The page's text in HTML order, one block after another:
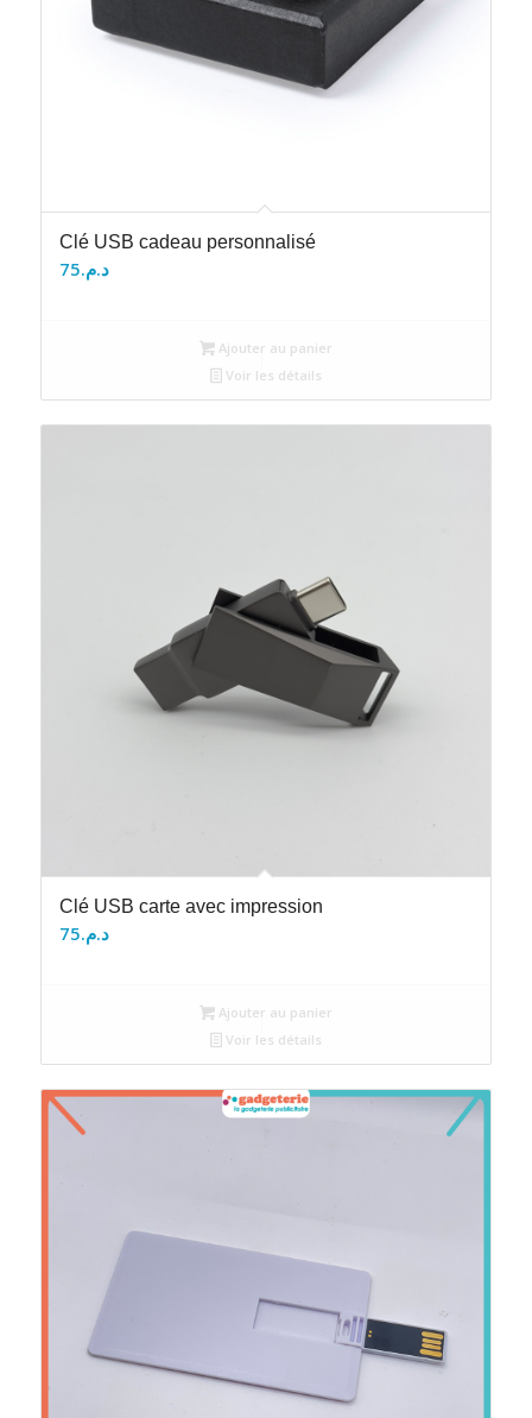
Clé USB cadeau personnalisé
د.م.75
Ajouter au panier
Voir les détails
Clé USB carte avec impression
د.م.75
Ajouter au panier
Voir les détails